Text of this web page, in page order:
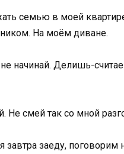
семью в моей
На моём диване.
начинай. Делишь-
Не смей так со мной
завтра заеду, поговорим